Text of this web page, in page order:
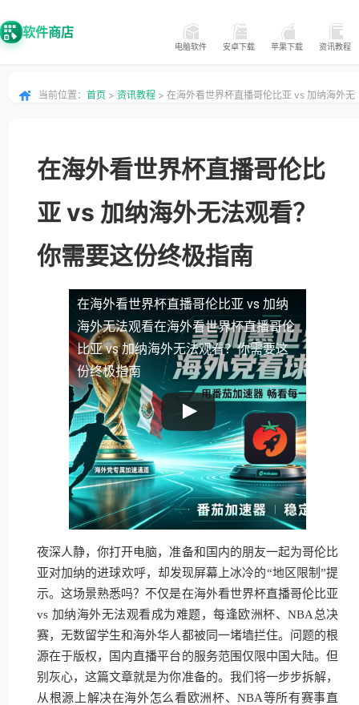
软件商店
电脑软件 安卓下载 苹果下载 资讯教程
当前位置： 首页 > 资讯教程 > 在海外看世界杯直播哥伦比亚 vs 加纳海外无
在海外看世界杯直播哥伦比
亚 vs 加纳海外无法观看？
你需要这份终极指南
在海外看世界杯直播哥伦比亚 vs 加纳
海外无法观看在海外看世界杯直播哥伦
比亚 vs 加纳海外无法观看？你需要这
份终极指南
夜深人静，你打开电脑，准备和国内的朋友一起为哥伦比
亚对加纳的进球欢呼，却发现屏幕上冰冷的“地区限制”提
示。这场景熟悉吗？不仅是在海外看世界杯直播哥伦比亚
vs 加纳海外无法观看成为难题，每逢欧洲杯、NBA总决
赛，无数留学生和海外华人都被同一堵墙拦住。问题的根
源在于版权，国内直播平台的服务范围仅限中国大陆。但
别灰心，这篇文章就是为你准备的。我们将一步步拆解，
从根源上解决在海外怎么看欧洲杯、NBA等所有赛事直